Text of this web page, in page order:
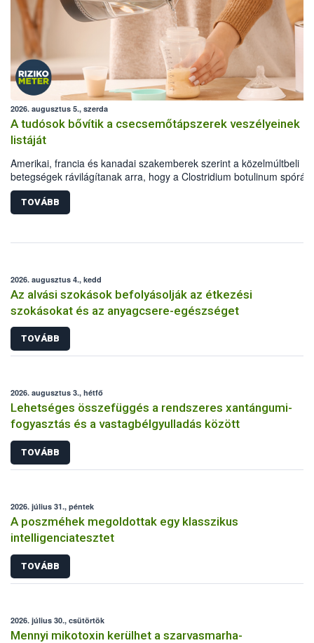
2026. augusztus 5., szerda
A tudósok bővítik a csecsemőtápszerek veszélyeinek
listáját
Amerikai, francia és kanadai szakemberek szerint a közelmúltbeli
betegségek rávilágítanak arra, hogy a Clostridium botulinum
a cereluid toxinra releváns veszélyként kell tekinteni a porított
csecsemőtápszereknél.
TOVÁBB
2026. augusztus 4., kedd
Az alvási szokások befolyásolják az étkezési
szokásokat és az anyagcsere-egészséget
TOVÁBB
2026. augusztus 3., hétfő
Lehetséges összefüggés a rendszeres xantángumi-
fogyasztás és a vastagbélgyulladás között
TOVÁBB
2026. július 31., péntek
A poszméhek megoldottak egy klasszikus
intelligenciatesztet
TOVÁBB
2026. július 30., csütörtök
Mennyi mikotoxin kerülhet a szarvasmarha-